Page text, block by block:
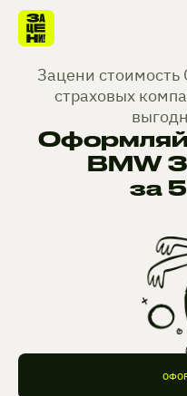
Зацени
страховых
BMW
за